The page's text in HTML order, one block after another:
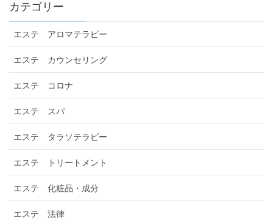
カテゴリー
エステ アロマテラピー
エステ カウンセリング
エステ コロナ
エステ スパ
エステ タラソテラピー
エステ トリートメント
エステ 化粧品・成分
エステ 法律